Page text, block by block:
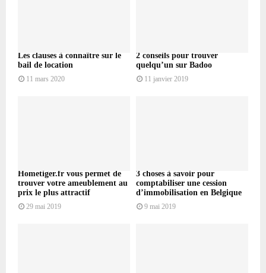
Les clauses à connaître sur le
bail de location
11 mars 2020
2 conseils pour trouver
quelqu’un sur Badoo
11 janvier 2019
Hometiger.fr vous permet de
trouver votre ameublement au
prix le plus attractif
29 mai 2019
3 choses à savoir pour
comptabiliser une cession
d’immobilisation en Belgique
9 mai 2019